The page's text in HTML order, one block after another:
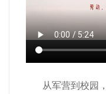
从军营到校园